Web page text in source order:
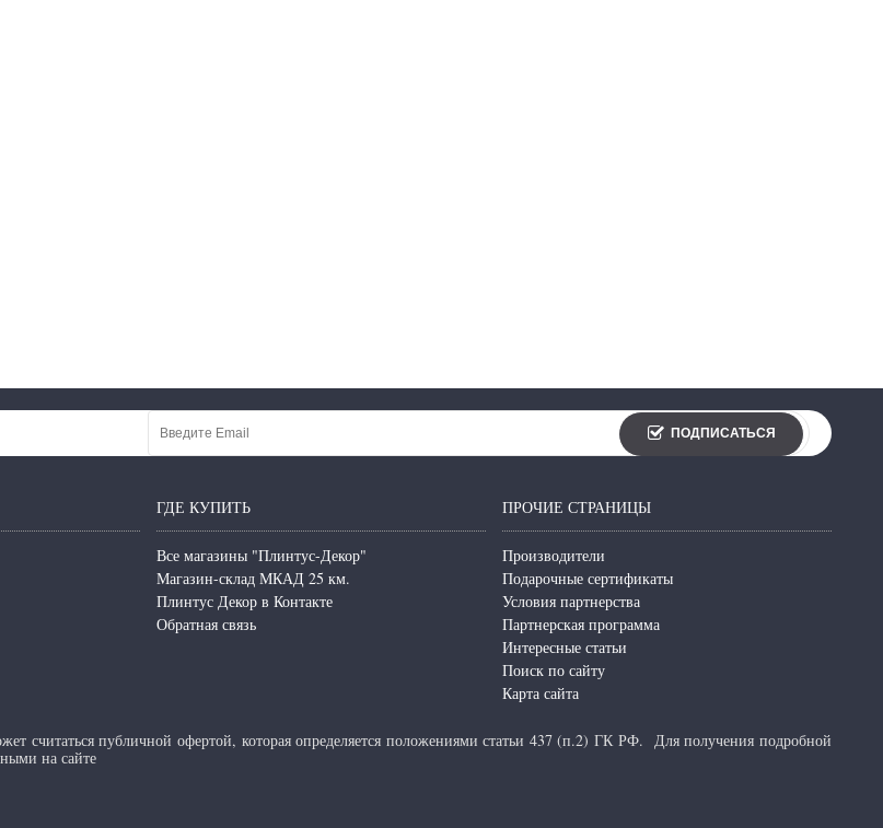
ПОДПИСАТЬСЯ
ГДЕ КУПИТЬ
Все магазины "Плинтус-Декор"
Магазин-склад МКАД 25 км.
Плинтус Декор в Контакте
Обратная связь
ПРОЧИЕ СТРАНИЦЫ
Производители
Подарочные сертификаты
Условия партнерства
Партнерская программа
Интересные статьи
Поиск по сайту
Карта сайта
считаться публичной офертой, которая определяется положениями статьи 437 (п.2) ГК РФ. Для получения подробной
на сайте